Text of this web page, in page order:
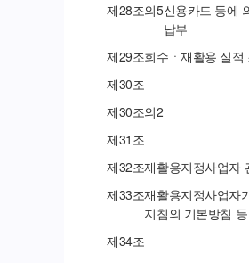
제28조의5신용카드 등에
납부
제29조회수ㆍ재활용 실적
제30조
제30조의2
제31 조
제32조재활용지정사업자
제33조재활용지정사업자
지침의 기본방침 등
제34조